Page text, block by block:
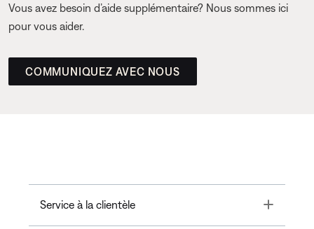
Vous avez besoin d’aide supplémentaire? Nous sommes ici
pour vous aider.
COMMUNIQUEZ AVEC NOUS
Service à la clientèle Toggle